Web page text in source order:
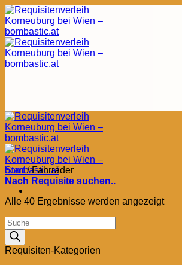
Zum
Inhalt
springen
Start /Fahrräder
Nach Requisite suchen..
Alle 40 Ergebnisse werden angezeigtNach
Products
search
Requisiten-Kategorien